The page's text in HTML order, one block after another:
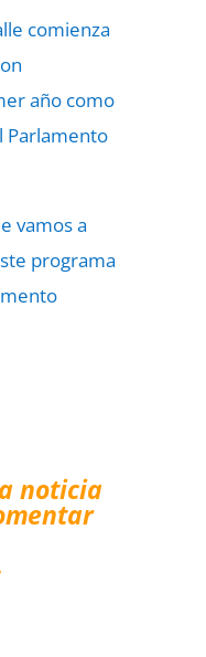
comienza
año como
Parlamento
vamos a
programa
noticia